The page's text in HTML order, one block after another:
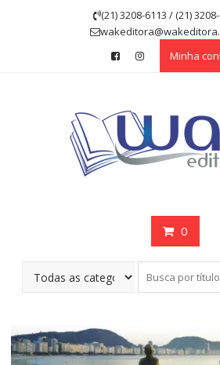
(21) 3208-6113 / (21)
Minha
0